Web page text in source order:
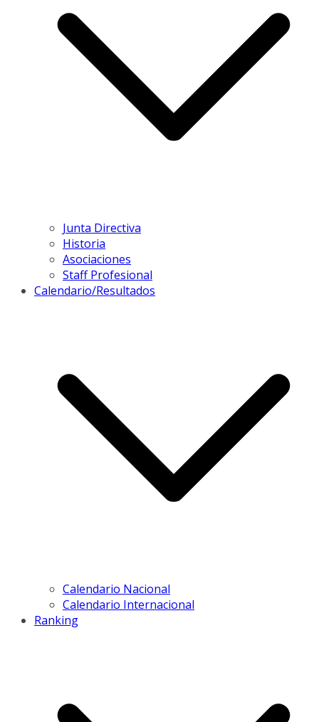
Junta Directiva
Historia
Asociaciones
Staff Profesional
Calendario/Resultados
Calendario Nacional
Calendario Internacional
Ranking